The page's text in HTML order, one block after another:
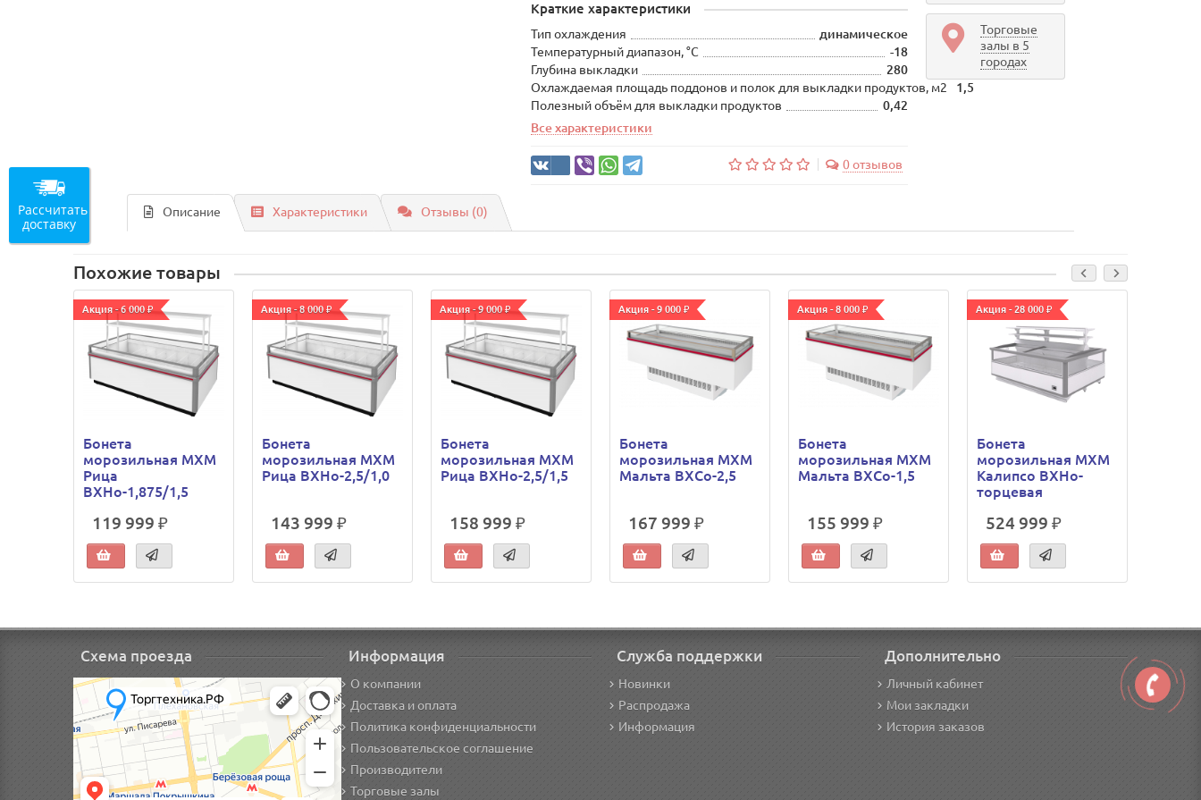
Краткие характеристики
Тип охлаждения
динамическое
Температурный диапазон, °С
-18
Глубина выкладки
280
Охлаждаемая площадь поддонов и полок для выкладки продуктов, м2
1,5
Полезный объём для выкладки продуктов
0,42
Все характеристики
0 отзывов
Торговые
залы в 5
городах
Описание Характеристики Отзывы (0)
Похожие товары
Акция - 6 000 ₽
Бонета
морозильная МХМ
Рица
ВХНо-1,875/1,5
119 999 ₽
Акция - 8 000 ₽
Бонета
морозильная МХМ
Рица ВХНо-2,5/1,0
143 999 ₽
Акция - 9 000 ₽
Бонета
морозильная МХМ
Рица ВХНо-2,5/1,5
158 999 ₽
Акция - 9 000 ₽
Бонета
морозильная МХМ
Мальта ВХСо-2,5
167 999 ₽
Акция - 8 000 ₽
Бонета
морозильная МХМ
Мальта ВХСо-1,5
155 999 ₽
Акция - 28 000 ₽
Бонета
морозильная МХМ
Калипсо ВХНо-
торцевая
524 999 ₽
Схема проезда Информация
О компании
Доставка и оплата
Политика конфиденциальности
Пользовательское соглашение
Производители
Торговые залы
Служба поддержки
Новинки
Распродажа
Информация
Дополнительно
Личный кабинет
Мои закладки
История заказов
Рассчитать
доставку